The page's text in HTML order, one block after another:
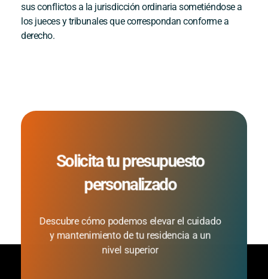
sus conflictos a la jurisdicción ordinaria sometiéndose a
los jueces y tribunales que correspondan conforme a
derecho.
Solicita tu presupuesto
personalizado
Descubre cómo podemos elevar el cuidado
y mantenimiento de tu residencia a un
nivel superior